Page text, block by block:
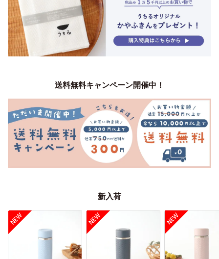
送料無料キャンペーン開催中！
新入荷